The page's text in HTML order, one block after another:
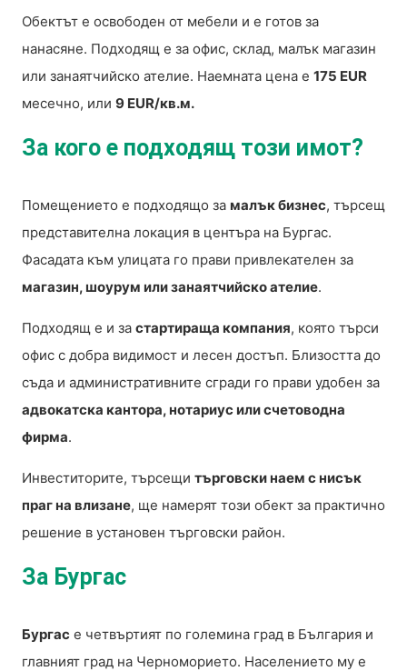
Обектът е освободен от мебели и е готов за
нанасяне. Подходящ е за офис, склад, малък магазин
или занаятчийско ателие. Наемната цена е 175 EUR
месечно, или 9 EUR/кв.м.
За кого е подходящ този имот?
Помещението е подходящо за малък бизнес, търсещ
представителна локация в центъра на Бургас.
Фасадата към улицата го прави привлекателен за
магазин, шоурум или занаятчийско ателие.
Подходящ е и за стартираща компания, която търси
офис с добра видимост и лесен достъп. Близостта до
съда и административните сгради го прави удобен за
адвокатска кантора, нотариус или счетоводна
фирма.
Инвеститорите, търсещи търговски наем с нисък
праг на влизане, ще намерят този обект за практично
решение в установен търговски район.
За Бургас
Бургас е четвъртият по големина град в България и
главният град на Черноморието. Населението му е